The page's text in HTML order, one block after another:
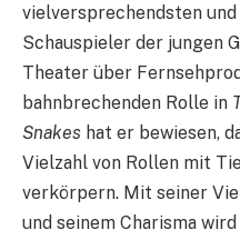
vielversprechendsten
Schauspieler der jungen
Theater über
bahnbrechenden Rolle in
Snakes hat er bewiesen,
Vielzahl von Rollen mit
verkörpern. Mit seiner
und seinem Charisma wird